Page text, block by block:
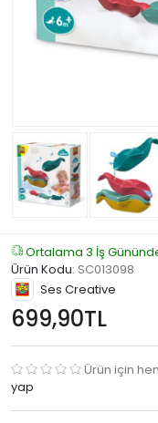
Ortalama 3 İş
Ürün Kodu: SC013098
Ses Creative
699,90TL
Ürün için
yap